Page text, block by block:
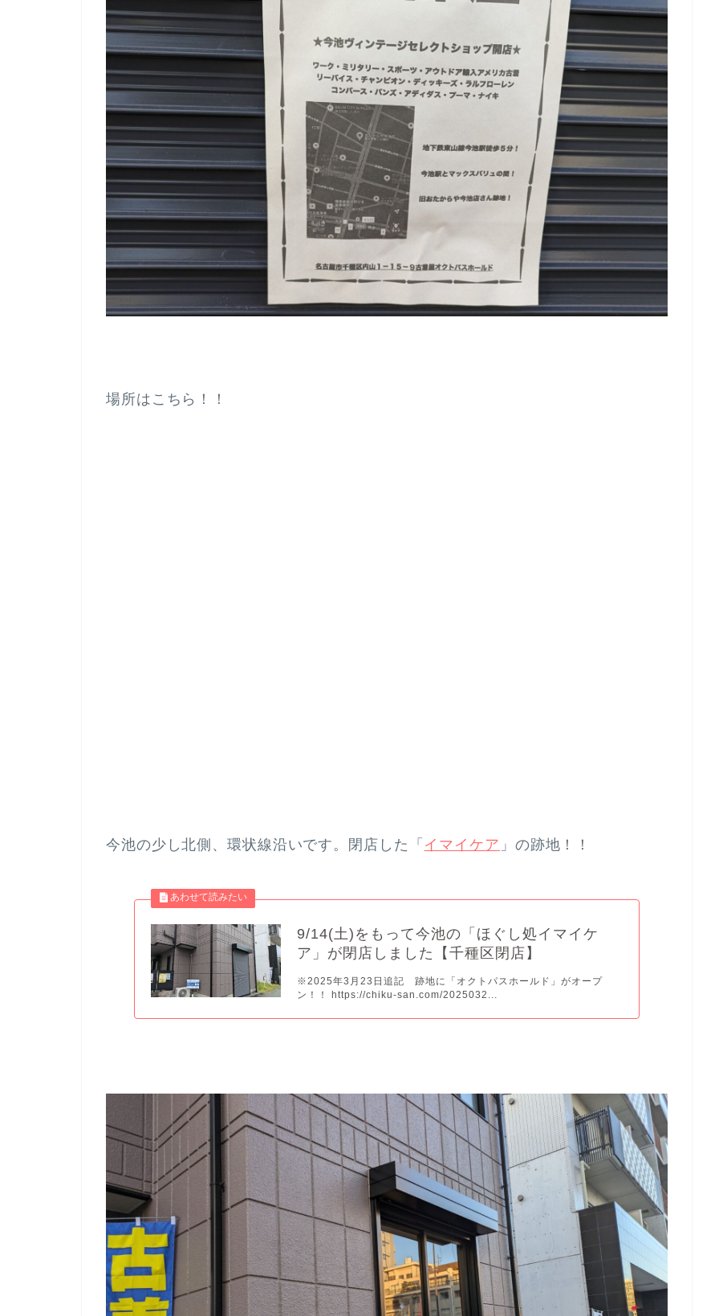
場所はこちら！！
今池の少し北側、環状線沿いです。閉店した「 イマイケア 」の跡地！！
9/14(土)をもって今池の「ほぐし処イマイケ
ア」が閉店しました【千種区閉店】
※2025年3月23日追記 跡地に「オクトパスホールド」がオープ
ン！！ https://chiku-san.com/2025032...